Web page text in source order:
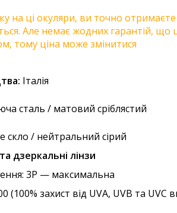
на ці окуляри, ви точно
Але немає жодних гарантій, що
тому ціна може змінитися
Італія
сталь / матовий сріблястий
скло / нейтральний сірий
дзеркальні лінзи
: 3P — максимальна
(100% захист від UVA, UVB та